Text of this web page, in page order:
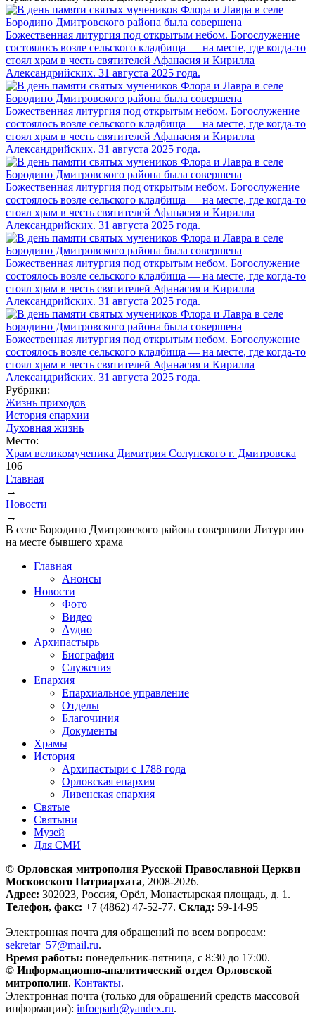
Рубрики:
Жизнь приходов
История епархии
Духовная жизнь
Место:
Храм великомученика Димитрия Солунского г. Дмитровска
106
Вы здесь
Главная
→
Новости
→
В селе Бородино Дмитровского района совершили Литургию
на месте бывшего храма
Главная
Анонсы
Новости
Фото
Видео
Аудио
Архипастырь
Биография
Служения
Епархия
Епархиальное управление
Отделы
Благочиния
Документы
Храмы
История
Архипастыри с 1788 года
Орловская епархия
Ливенская епархия
Святые
Святыни
Музей
Для СМИ
© Орловская митрополия Русской Православной Церкви
Московского Патриархата, 2008-2026.
Адрес: 302023, Россия, Орёл, Монастырская площадь, д. 1.
Телефон, факс: +7 (4862) 47-52-77. Склад: 59-14-95
Электронная почта для обращений по всем вопросам:
sekretar_57@mail.ru.
Время работы: понедельник-пятница, с 8:30 до 17:00.
© Информационно-аналитический отдел Орловской
митрополии. Контакты.
Электронная почта (только для обращений средств массовой
информации): infoeparh@yandex.ru.